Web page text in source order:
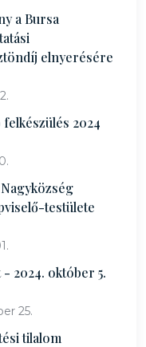
a Bursa
elnyerésére
2024
testülete
2024. október 5.
25.
tilalom